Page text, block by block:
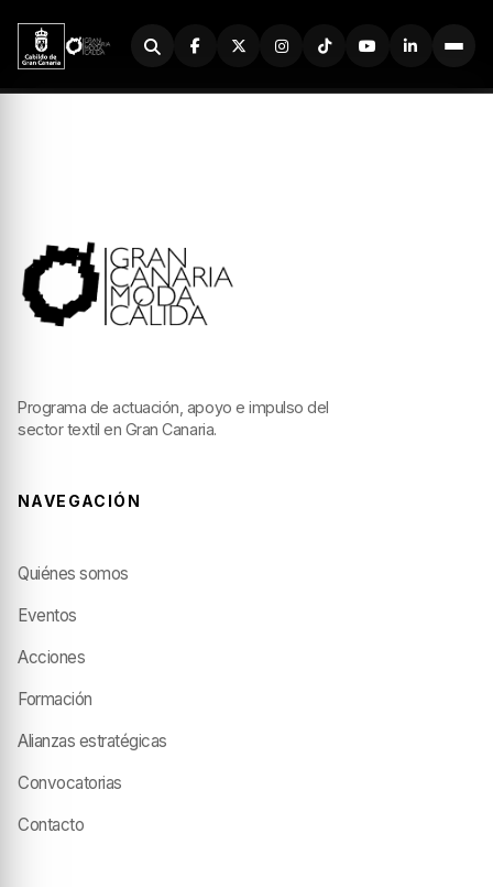
Buscador
Programa de actuación, apoyo e impulso del
sector textil en Gran Canaria.
NAVEGACIÓN
Quiénes somos
Eventos
Acciones
Formación
Alianzas estratégicas
Convocatorias
Contacto